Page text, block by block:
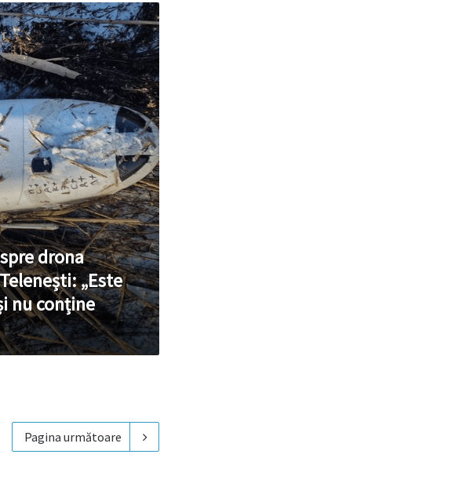
drona
„Este
nu conține
Pagina următoare